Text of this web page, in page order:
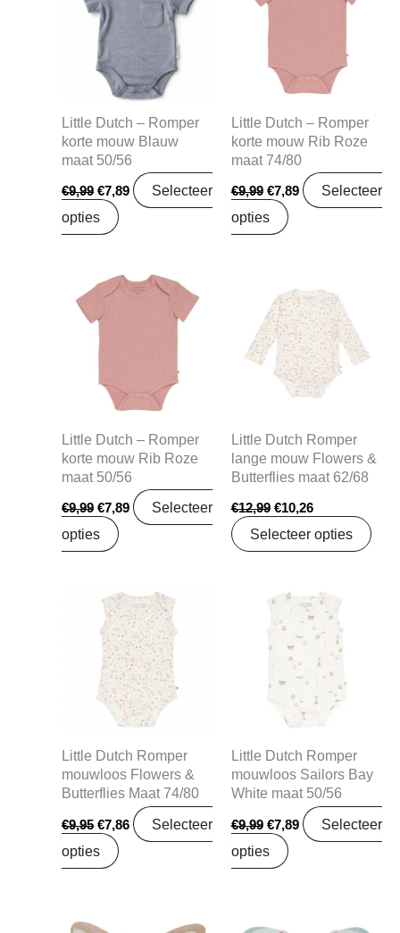
Little Dutch – Romper
korte mouw Blauw
maat 50/56
€9,99
€9,99.
€7,89
€7,89.
Selecteer
opties
Little Dutch – Romper
korte mouw Rib Roze
maat 74/80
€9,99
€9,99.
€7,89
Selecteer
opties
Little Dutch – Romper
korte mouw Rib Roze
maat 50/56
€9,99
Oorspronkelijke
prijs
€9,99.
€7,89
Huidige
prijs
Selecteer
opties
Little Dutch Romper
lange mouw Flowers &
Butterflies maat 62/68
€12,99
prijs
was:
€12,99.
€10,26
prijs
is:
€10,26.
Selecteer opties
Little Dutch Romper
mouwloos Flowers &
Butterflies Maat 74/80
€9,95
Oorspronkelijke
prijs
was:
€9,95.
€7,86
Huidige
prijs
is:
€7,86.
Selecteer
opties
Little Dutch Romper
mouwloos Sailors Bay
White maat 50/56
€9,99
Oorspronkelijke
prijs
was:
€9,99.
€7,89
Huidige
prijs
is:
€7,89.
Selecteer
opties